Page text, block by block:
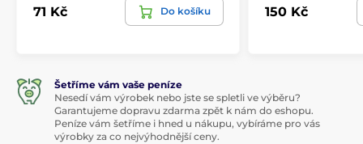
71 Kč Do košíku 150 Kč
Šetříme vám vaše peníze
Nesedí vám výrobek nebo jste se spletli ve výběru?
Garantujeme dopravu zdarma zpět k nám do eshopu.
Peníze vám šetříme i hned u nákupu, vybíráme pro vás
výrobky za co nejvýhodnější ceny.